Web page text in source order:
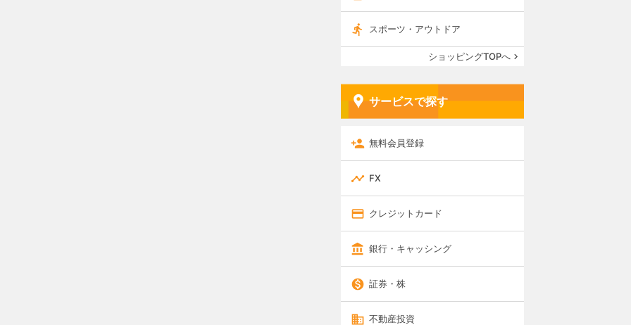
スポーツ・アウトドア
ショッピングTOPへ
サービスで探す
無料会員登録
FX
クレジットカード
銀行・キャッシング
証券・株
不動産投資